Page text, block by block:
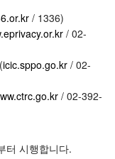
/ 1336)
/ 02-
icic.sppo.go.kr / 02-
/ 02-392-
터 시행합니다.